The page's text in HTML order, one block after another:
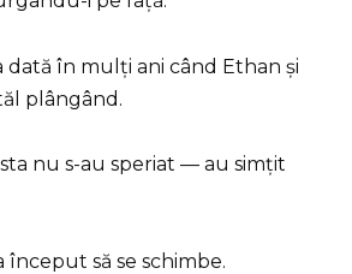
în mulți ani când Ethan și
plângând.
nu s-au speriat — au simțit
să se schimbe.